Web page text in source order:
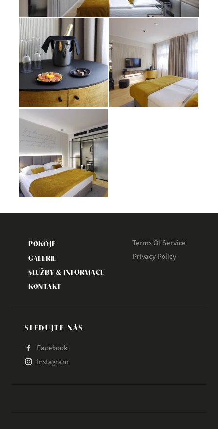
POKOJE
GALERIE
SLUŽBY & INFORMACE
KONTAKT
Terms Of Service
Privacy Policy
SLEDUJTE NÁS
Facebook
Instagram